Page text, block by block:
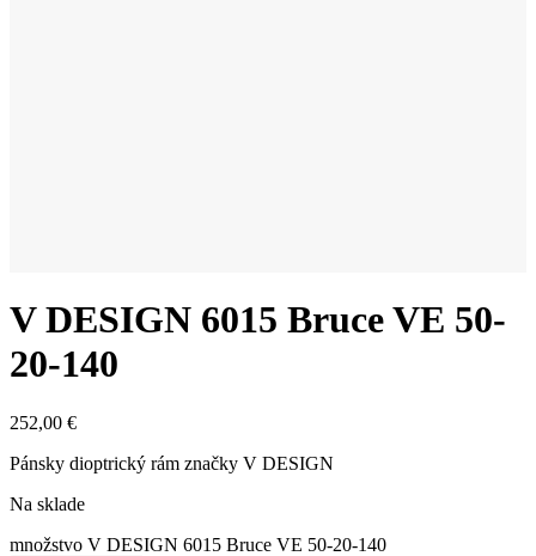
V DESIGN 6015 Bruce VE 50-
20-140
252,00 €
Pánsky dioptrický rám značky V DESIGN
Na sklade
množstvo V DESIGN 6015 Bruce VE 50-20-140